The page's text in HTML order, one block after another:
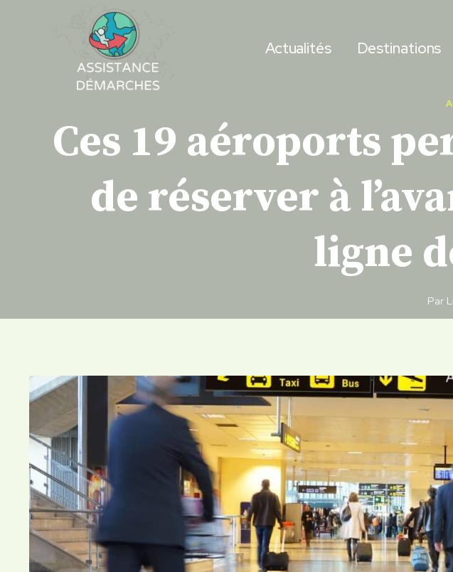
Actualités Destinations
Ces 19 aéroports
de réserver à
ligne
Par